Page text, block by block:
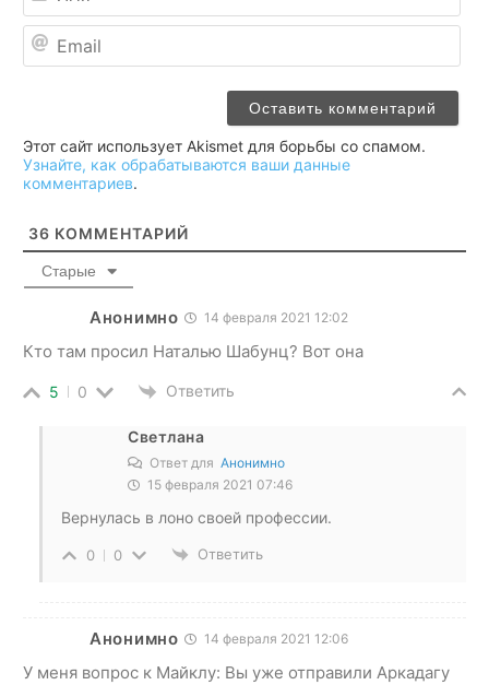
Этот сайт использует Akismet для борьбы со спамом.
Узнайте, как обрабатываются ваши данные
комментариев.
36 КОММЕНТАРИЙ
Старые
Анонимно 14 февраля 2021 12:02
Кто там просил Наталью Шабунц? Вот она
5 0 Ответить
Светлана
Ответ для Анонимно
15 февраля 2021 07:46
Вернулась в лоно своей профессии.
0 0 Ответить
Анонимно 14 февраля 2021 12:06
У меня вопрос к Майклу: Вы уже отправили Аркадагу